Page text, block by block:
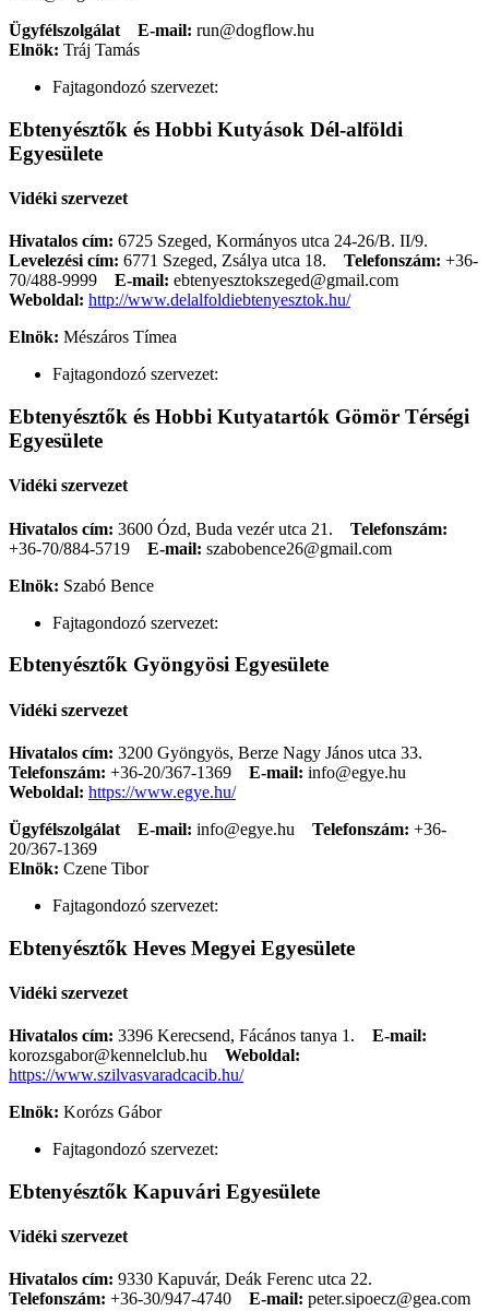
Ügyfélszolgálat
E-mail: run@dogflow.hu
Elnök: Tráj Tamás
Fajtagondozó szervezet:
Ebtenyésztők és Hobbi Kutyások Dél-alföldi
Egyesülete
Vidéki szervezet
Hivatalos cím: 6725 Szeged, Kormányos utca 24-26/B. II/9.
Levelezési cím: 6771 Szeged, Zsálya utca 18. Telefonszám: +36-
70/488-9999
E-mail: ebtenyesztokszeged@gmail.com
Weboldal: http://www.delalfoldiebtenyesztok.hu/
Elnök: Mészáros Tímea
Fajtagondozó szervezet:
Ebtenyésztők és Hobbi Kutyatartók Gömör Térségi
Egyesülete
Vidéki szervezet
Hivatalos cím: 3600 Ózd, Buda vezér utca 21. Telefonszám:
+36-70/884-5719
E-mail: szabobence26@gmail.com
Elnök: Szabó Bence
Fajtagondozó szervezet:
Ebtenyésztők Gyöngyösi Egyesülete
Vidéki szervezet
Hivatalos cím: 3200 Gyöngyös, Berze Nagy János utca 33.
Telefonszám: +36-20/367-1369 E-mail: info@egye.hu
Weboldal: https://www.egye.hu/
Ügyfélszolgálat
E-mail: info@egye.hu Telefonszám: +36-
20/367-1369
Elnök: Czene Tibor
Fajtagondozó szervezet:
Ebtenyésztők Heves Megyei Egyesülete
Vidéki szervezet
Hivatalos cím: 3396 Kerecsend, Fácános tanya 1. E-mail:
korozsgabor@kennelclub.hu
Weboldal:
https://www.szilvasvaradcacib.hu/
Elnök: Korózs Gábor
Fajtagondozó szervezet:
Ebtenyésztők Kapuvári Egyesülete
Vidéki szervezet
Hivatalos cím: 9330 Kapuvár, Deák Ferenc utca 22.
Telefonszám: +36-30/947-4740 E-mail: peter.sipoecz@gea.com